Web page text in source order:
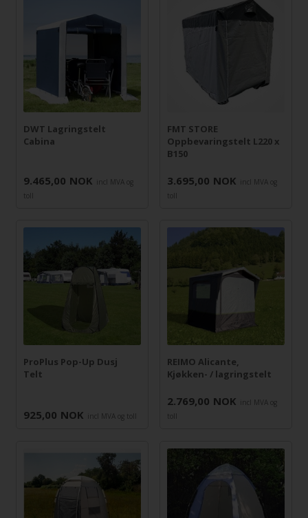
DWT Lagringstelt
Cabina
9.465,00 NOK
incl MVA og
toll
FMT STORE
Oppbevaringstelt L220 x
B150
3.695,00 NOK
incl MVA og
toll
ProPlus Pop-Up Dusj
Telt
925,00 NOK incl MVA og toll
REIMO Alicante,
Kjøkken- / lagringstelt
2.769,00 NOK
incl MVA og
toll